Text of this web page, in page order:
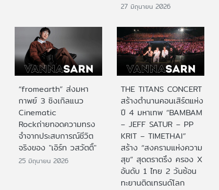
27 มิถุนายน 2026
“fromearth” ส่งมหา
กาพย์ 3 ซิงเกิลแนว
Cinematic
Rockถ่ายทอดความทรง
จำจากประสบการณ์ชีวิต
จริงของ "เอิร์ท วสวัตติ์"
25 มิถุนายน 2026
THE TITANS CONCERT
สร้างตำนานคอนเสิร์ตแห่ง
ปี 4 มหาเทพ “BAMBAM
– JEFF SATUR – PP
KRIT – TIMETHAI”
สร้าง “สงครามแห่งความ
สุข” สุดตราตรึง ครอง X
อันดับ 1 ไทย 2 วันซ้อน
ทะยานติดเทรนด์โลก